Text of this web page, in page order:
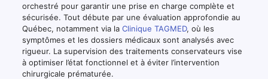
orchestré pour garantir une prise en charge complète et
sécurisée. Tout débute par une évaluation approfondie au
Québec, notamment via la Clinique TAGMED, où les
symptômes et les dossiers médicaux sont analysés avec
rigueur. La supervision des traitements conservateurs vise
à optimiser l’état fonctionnel et à éviter l’intervention
chirurgicale prématurée.